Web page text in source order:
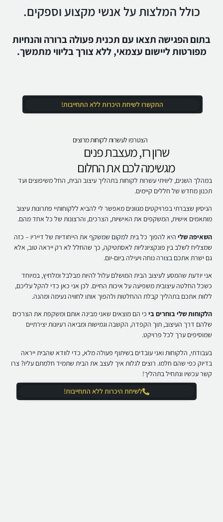
כולל המלצות על אנשי מקצוע וספקים.
בתום הפגישה תצאו עם תכנית פעולה ברורה והנחיות
מפורטות ליישום עצמאי, ללא צורך בליווי מתמשך.
התקשרו לשיחת היכרות ללא התחייבות!
הצטרפו לעשרות לקוחות מרוצים
שרון רז, מעצבת פנים
מגשימה לכם את החלום
במהלך השנים, ליוויתי עשרות לקוחות בתהליך עיצוב הבית, החל משיפוצים ועד
תכנון מחדש של חללים קיימים.
הניסיון שצברתי בפרויקטים מגוונים מאפשר לי להביא ללקוחותיי פתרונות עיצוב
מותאמים אישית, המשקפים את האישיות, הצרכים, והרצונות של כל אחד מהם.
השאיפה שליהיא להפוך כל בית למקום שמשקף את הייחודיות של דייריו – כזה
שמצליח לשלב בין פונקציונליות לאסתטיקה, כך שהחלל לא רק ייראה טוב, אלא
גם ישרת אתכם בצורה נוחה ויעילה ביום-יום.
אני יודעת שהמסע לעיצוב הבית המושלם עלול להיות מבלבל ומלחיץ, במיוחד
כשכל החלטה עיצובית משפיעה על איכות החיים. לכן אני כאן כדי להקל עליכם,
ללוות אתכם בתהליך קבלת ההחלטות ולהפוך אותו לחוויה נעימה ומהנה.
הלקוחות שלי בוחרים ביכי הם מוצאים שאני מבינה אותם ומשקפת את הצרכים
שלהם דרך העיצוב, תוך הקפדה, הקשבה וגמישות ומביאה רעיונות יצירתיים
שמוסיפים ערך לכל פרויקט.
בעבודתי, הלקוחות ואני עובדים בשיתוף פעולה מלא, כדי לוודא שהבית ייראה
בדיוק כפי שהם חלמו. רוצים לגלות איך לעצב את הבית שתמיד חלמתם עליו? צרו
קשר עכשיו ונתחיל בתהליך!
לשיחת היכרות ללא התחייבות!